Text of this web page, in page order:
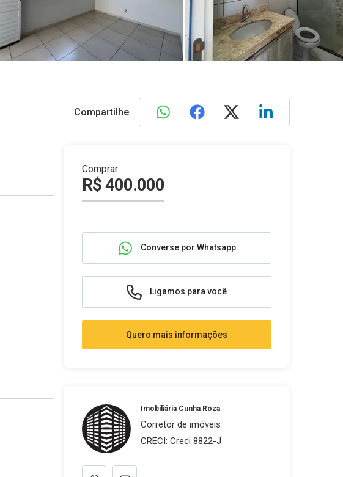
Compartilhe
Comprar
R$ 400.000
Converse por Whatsapp
Ligamos para você
Quero mais informações
Imobiliária Cunha Roza
Corretor de imóveis
CRECI: Creci 8822-J